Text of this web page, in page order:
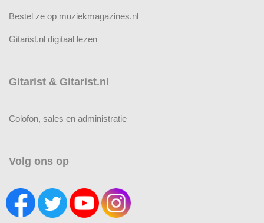
Bestel ze op muziekmagazines.nl
Gitarist.nl digitaal lezen
Gitarist & Gitarist.nl
Colofon, sales en administratie
Volg ons op